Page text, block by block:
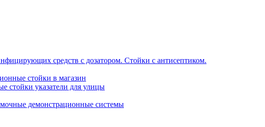
средств с дозатором. Стойки с антисептиком.
стойки в магазин
стойки указатели для улицы
демонстрационные системы